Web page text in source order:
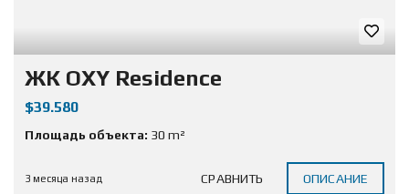
ЖК OXY Residence
$39.580
Площадь объекта: 30 m²
3 месяца назад СРАВНИТЬ ОПИСАНИЕ